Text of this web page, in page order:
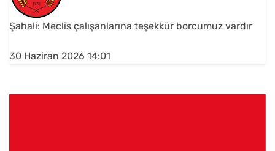
Şahali: Meclis çalışanlarına teşekkür borcumuz vardır
30 Haziran 2026 14:01